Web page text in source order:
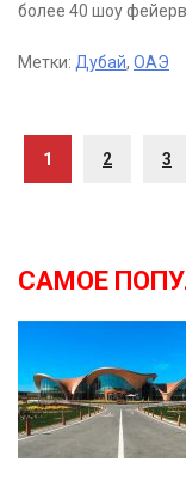
более 40 шоу
Метки: Дубай, ОАЭ
1 2 3
САМОЕ